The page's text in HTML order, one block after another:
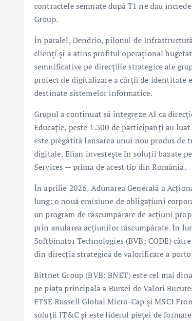
contractele semnate după T1 ne dau
Group.
În paralel, Dendrio, pilonul de
clienți și a atins profitul operațional
semnificative pe direcțiile strategice ale
proiect de digitalizare a cărții de identitate
destinate sistemelor informatice.
Grupul a continuat să integreze AI ca
Educație, peste 1.300 de participanți au
este pregătită lansarea unui nou produs
digitale, Elian investește în soluții bazate
Services — prima de acest tip din România.
În aprilie 2026, Adunarea Generală a
lung: o nouă emisiune de obligațiuni
un program de răscumpărare de acțiuni
prin anularea acțiunilor răscumpărate. În
Softbinator Technologies (BVB: CODE)
din direcția strategică de valorificare a
Bittnet Group (BVB: BNET) este cel mai
pe piața principală a Bursei de Valori
FTSE Russell Global Micro-Cap și MSCI
soluții IT&C și este liderul pieței de